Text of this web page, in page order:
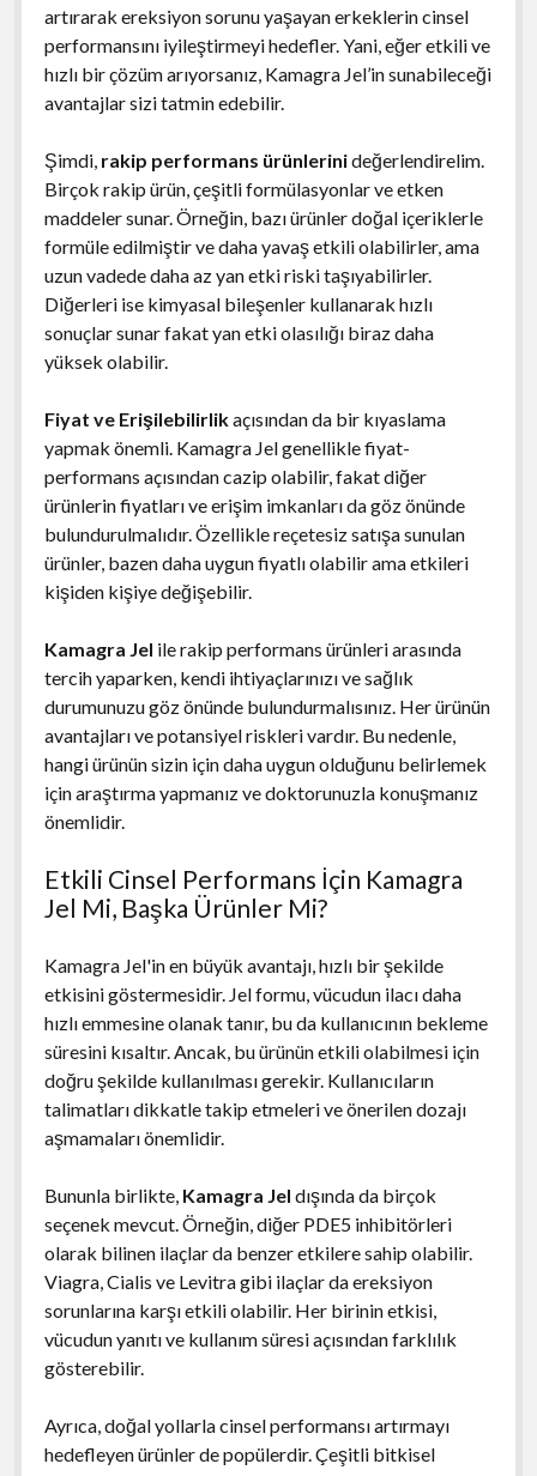
artırarak ereksiyon sorunu yaşayan erkeklerin cinsel
performansını iyileştirmeyi hedefler. Yani, eğer etkili ve
hızlı bir çözüm arıyorsanız, Kamagra Jel’in sunabileceği
avantajlar sizi tatmin edebilir.
Şimdi, rakip performans ürünlerinideğerlendirelim.
Birçok rakip ürün, çeşitli formülasyonlar ve etken
maddeler sunar. Örneğin, bazı ürünler doğal içeriklerle
formüle edilmiştir ve daha yavaş etkili olabilirler, ama
uzun vadede daha az yan etki riski taşıyabilirler.
Diğerleri ise kimyasal bileşenler kullanarak hızlı
sonuçlar sunar fakat yan etki olasılığı biraz daha
yüksek olabilir.
Fiyat ve Erişilebilirlikaçısından da bir kıyaslama
yapmak önemli. Kamagra Jel genellikle fiyat-
performans açısından cazip olabilir, fakat diğer
ürünlerin fiyatları ve erişim imkanları da göz önünde
bulundurulmalıdır. Özellikle reçetesiz satışa sunulan
ürünler, bazen daha uygun fiyatlı olabilir ama etkileri
kişiden kişiye değişebilir.
Kamagra Jel ile rakip performans ürünleri arasında
tercih yaparken, kendi ihtiyaçlarınızı ve sağlık
durumunuzu göz önünde bulundurmalısınız. Her ürünün
avantajları ve potansiyel riskleri vardır. Bu nedenle,
hangi ürünün sizin için daha uygun olduğunu belirlemek
için araştırma yapmanız ve doktorunuzla konuşmanız
önemlidir.
Etkili Cinsel Performans İçin Kamagra
Jel Mi, Başka Ürünler Mi?
Kamagra Jel'in en büyük avantajı, hızlı bir şekilde
etkisini göstermesidir. Jel formu, vücudun ilacı daha
hızlı emmesine olanak tanır, bu da kullanıcının bekleme
süresini kısaltır. Ancak, bu ürünün etkili olabilmesi için
doğru şekilde kullanılması gerekir. Kullanıcıların
talimatları dikkatle takip etmeleri ve önerilen dozajı
aşmamaları önemlidir.
Bununla birlikte, Kamagra Jel dışında da birçok
seçenek mevcut. Örneğin, diğer PDE5 inhibitörleri
olarak bilinen ilaçlar da benzer etkilere sahip olabilir.
Viagra, Cialis ve Levitra gibi ilaçlar da ereksiyon
sorunlarına karşı etkili olabilir. Her birinin etkisi,
vücudun yanıtı ve kullanım süresi açısından farklılık
gösterebilir.
Ayrıca, doğal yollarla cinsel performansı artırmayı
hedefleyen ürünler de popülerdir. Çeşitli bitkisel